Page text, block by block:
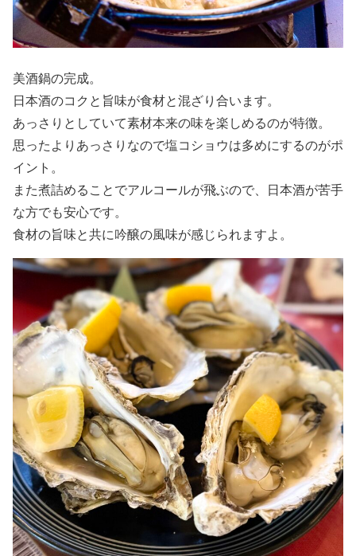
美酒鍋の完成。
日本酒のコクと旨味が食材と混ざり合います。
あっさりとしていて素材本来の味を楽しめるのが特徴。
思ったよりあっさりなので塩コショウは多めにするのがポ
イント。
また煮詰めることでアルコールが飛ぶので、日本酒が苦手
な方でも安心です。
食材の旨味と共に吟醸の風味が感じられますよ。